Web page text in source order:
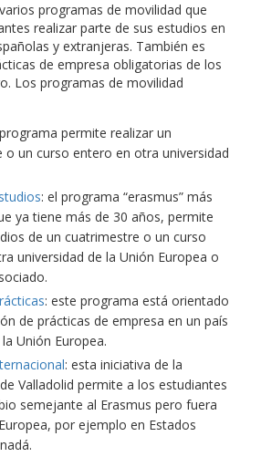
programas de movilidad que
realizar parte de sus estudios en
y extranjeras. También es
de empresa obligatorias de los
Los programas de movilidad
permite realizar un
o un curso entero en otra universidad
: el programa “erasmus” más
ya tiene más de 30 años, permite
de un cuatrimestre o un curso
universidad de la Unión Europea o
: este programa está orientado
de prácticas de empresa en un país
Unión Europea.
: esta iniciativa de la
Valladolid permite a los estudiantes
semejante al Erasmus pero fuera
por ejemplo en Estados